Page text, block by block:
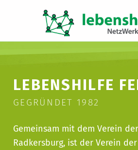
LEBENSHILFE
GEGRÜNDET 1982
Gemeinsam mit dem Verein
Radkersburg, ist der Verein